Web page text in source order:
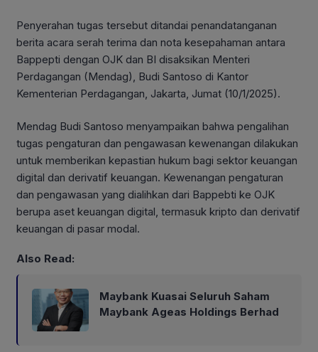
Penyerahan tugas tersebut ditandai penandatanganan
berita acara serah terima dan nota kesepahaman antara
Bappepti dengan OJK dan BI disaksikan Menteri
Perdagangan (Mendag), Budi Santoso di Kantor
Kementerian Perdagangan, Jakarta, Jumat (10/1/2025).
Mendag Budi Santoso menyampaikan bahwa pengalihan
tugas pengaturan dan pengawasan kewenangan dilakukan
untuk memberikan kepastian hukum bagi sektor keuangan
digital dan derivatif keuangan. Kewenangan pengaturan
dan pengawasan yang dialihkan dari Bappebti ke OJK
berupa aset keuangan digital, termasuk kripto dan derivatif
keuangan di pasar modal.
Also Read:
Maybank Kuasai Seluruh Saham
Maybank Ageas Holdings Berhad